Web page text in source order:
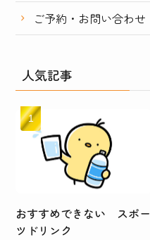
ご予約・お問い合わせ
人気記事
おすすめできない スポー
ツドリンク